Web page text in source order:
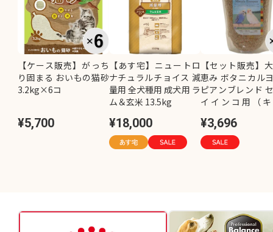
【ケース販売】がっち
り固まる おいもの猫砂
3.2kg×6コ
¥5,700
【あす宅】ニュートロ
ナチュラルチョイス 減
量用 全犬種用 成犬用 ラ
ム＆玄米 13.5kg
¥18,000
【セット販売】
恵み ボタニカル
ピアンブレンド
イインコ用（
¥3,696